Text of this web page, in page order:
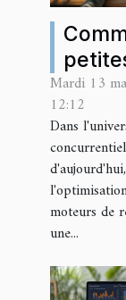
leur
avec
Mardi 13
12:12
Dans
concurrentiel
d'aujourd'hui,
moteurs de
une...